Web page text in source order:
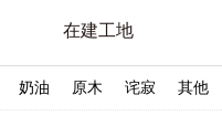
在建工地
奶油 原木 诧寂 其他